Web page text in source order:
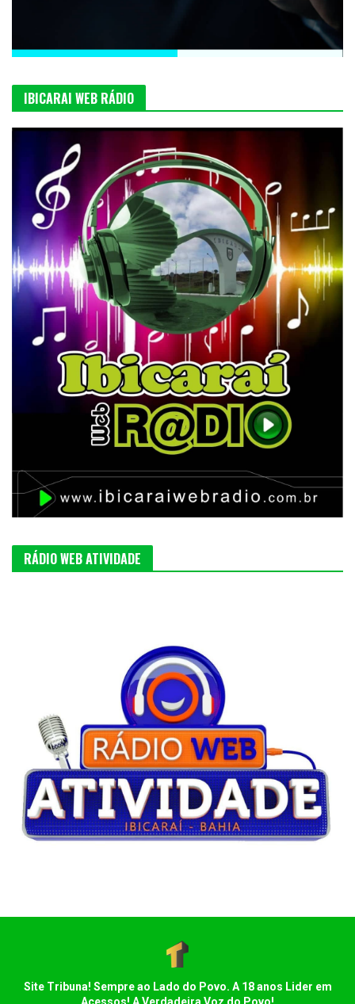
IBICARAI WEB RÁDIO
RÁDIO WEB ATIVIDADE
Site Tribuna! Sempre ao Lado do Povo. A 18 anos Lider em